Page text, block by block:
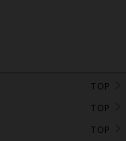
TOP
TOP
TOP